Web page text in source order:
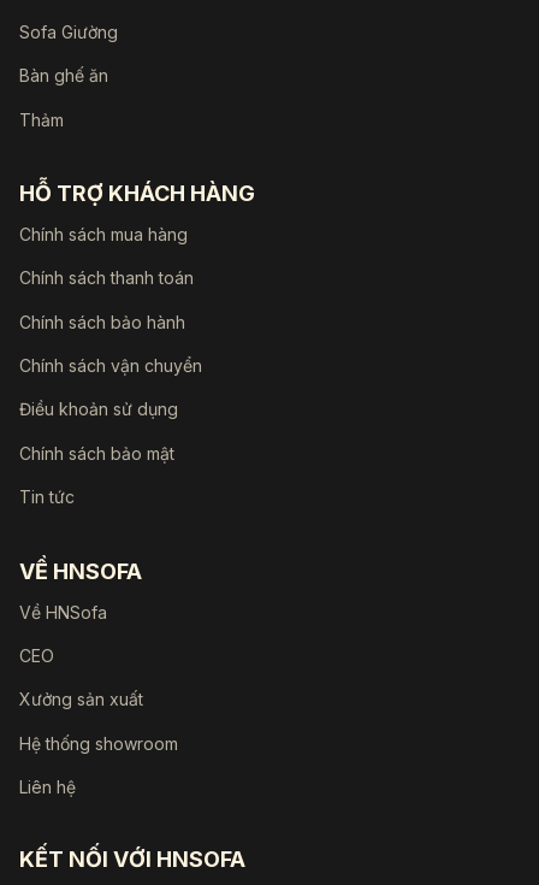
Sofa Giường
Bàn ghế ăn
Thảm
HỖ TRỢ KHÁCH HÀNG
Chính sách mua hàng
Chính sách thanh toán
Chính sách bảo hành
Chính sách vận chuyển
Điều khoản sử dụng
Chính sách bảo mật
Tin tức
VỀ HNSOFA
Về HNSofa
CEO
Xưởng sản xuất
Hệ thống showroom
Liên hệ
KẾT NỐI VỚI HNSOFA